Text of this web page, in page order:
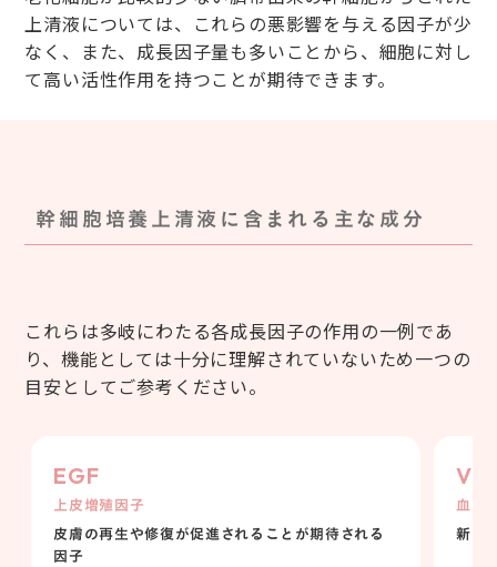
上清液については、これらの悪影響を与える因子が少
なく、また、成長因子量も多いことから、細胞に対し
て高い活性作用を持つことが期待できます。
幹細胞培養上清液に含まれる主な成分
これらは多岐にわたる各成長因子の作用の一例であ
り、機能としては十分に理解されていないため一つの
目安としてご参考ください。
EGF
上皮増殖因子
皮膚の再生や修復が促進されることが期待される
因子
血管
新し